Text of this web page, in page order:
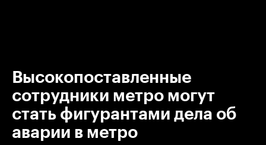
Высокопоставленные
сотрудники метро могут
стать фигурантами дела об
аварии в метро